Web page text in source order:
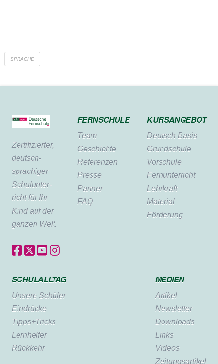
SPRACHE
Zertifi­zierter,
deutsch­
sprachiger
Schul­unter­
richt für Ihr
Kind auf der
ganzen Welt.
FERNSCHULE
Team
Geschichte
Referenzen
Presse
Partner
FAQ
KURSANGEBOT
Deutsch Basis
Grundschule
Vorschule
Fernunterricht
Lehrkraft
Material
Förderung
SCHULALLTAG
Unsere Schüler
Eindrücke
Tipps+Tricks
Lernhelfer
Rückkehr
MEDIEN
Artikel
Newsletter
Downloads
Links
Videos
Zeitungsartikel